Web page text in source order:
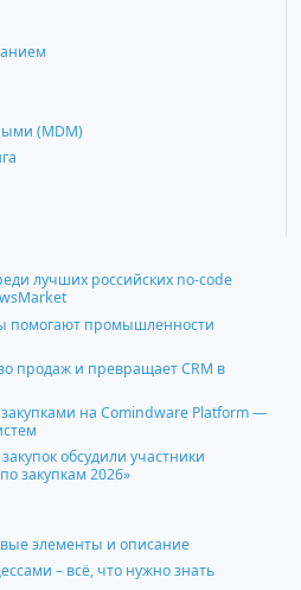
(MDM)
лучших российских no-code
помогают промышленности
продаж и превращает CRM в
на Comindware Platform —
обсудили участники
закупкам 2026»
элементы и описание
– всё, что нужно знать